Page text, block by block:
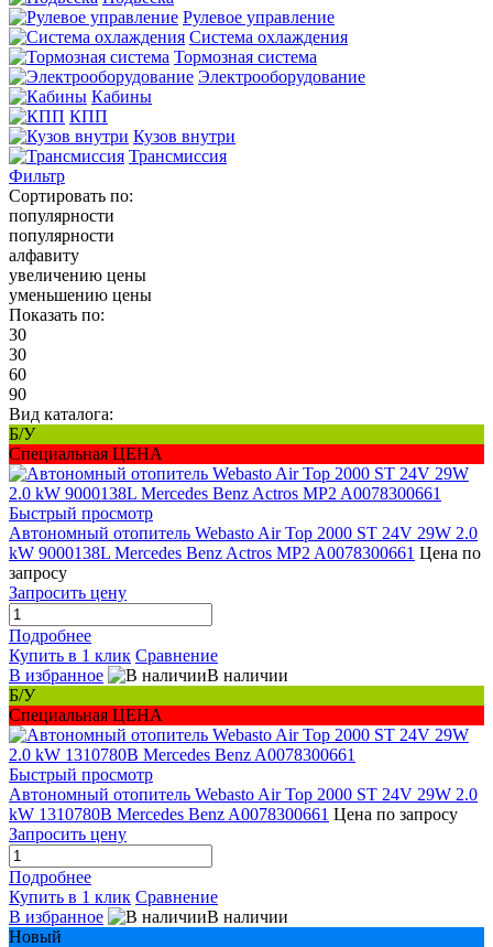
Рулевое управление
Система охлаждения
Тормозная система
Электрооборудование
Кабины
КПП
Кузов внутри
Трансмиссия
Фильтр
Сортировать по:
популярности
популярности
алфавиту
увеличению цены
уменьшению цены
Показать по:
30
30
60
90
Вид каталога:
Б/У
Специальная ЦЕНА
Быстрый просмотр
Автономный отопитель Webasto Air Top 2000 ST 24V 29W 2.0
kW 9000138L Mercedes Benz Actros MP2 A0078300661 Цена по
запросу
Запросить цену
Подробнее
Купить в 1 клик Сравнение
В избранное
В наличии
Б/У
Специальная ЦЕНА
Быстрый просмотр
Автономный отопитель Webasto Air Top 2000 ST 24V 29W 2.0
kW 1310780B Mercedes Benz A0078300661 Цена по запросу
Запросить цену
Подробнее
Купить в 1 клик Сравнение
В избранное
В наличии
Новый